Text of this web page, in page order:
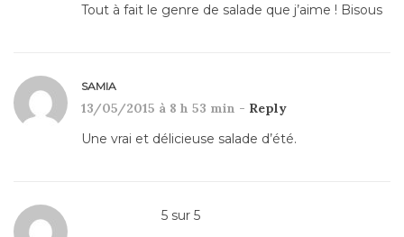
Tout à fait le genre de salade que j’aime ! Bisous
SAMIA
13/05/2015 à 8 h 53 min - Reply
Une vrai et délicieuse salade d’été.
5 sur 5